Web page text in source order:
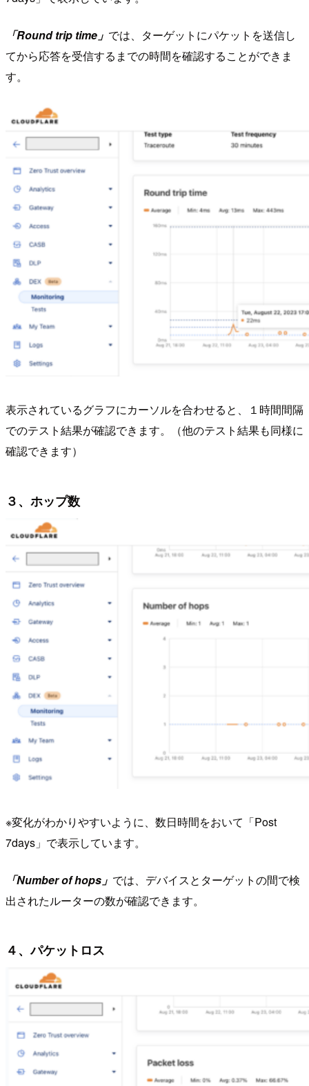
「Round trip time」 では、ターゲットにパケットを送信し
てから応答を受信するまでの時間を確認することができま
す。
表示されているグラフにカーソルを合わせると、１時間間隔
でのテスト結果が確認できます。（他のテスト結果も同様に
確認できます）
３、ホップ数
※変化がわかりやすいように、数日時間をおいて「Post
7days」で表示しています。
「Number of hops」 では、デバイスとターゲットの間で検
出されたルーターの数が確認できます。
４、パケットロス